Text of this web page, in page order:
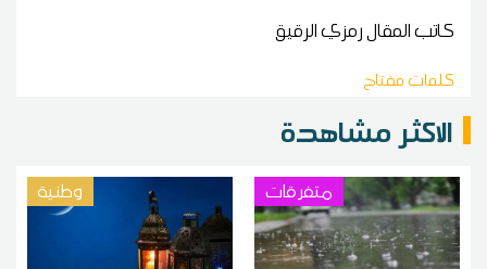
كاتب المقالرمزي الرقيق
كلمات مفتاح
الاكثر مشاهدة
متفرقات وطنية